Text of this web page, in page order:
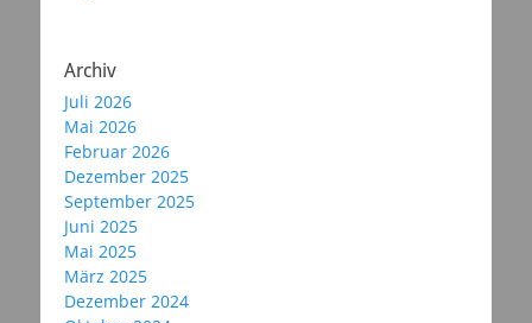
Archiv
Juli 2026
Mai 2026
Februar 2026
Dezember 2025
September 2025
Juni 2025
Mai 2025
März 2025
Dezember 2024